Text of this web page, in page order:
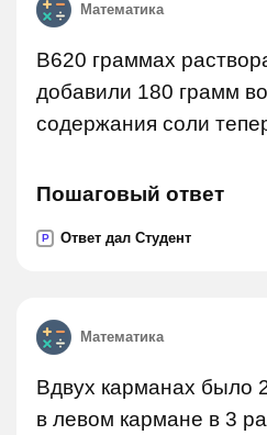
Математика
В620 граммах
добавили 180 грамм
содержания соли
Пошаговый ответ
P Ответ дал Студент
Математика
Вдвух карманах было
в левом кармане в 3